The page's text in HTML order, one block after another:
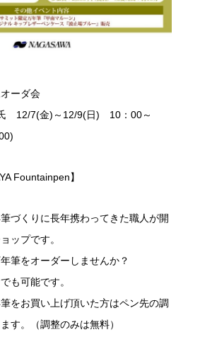
ーダ会
12/7(金)～12/9(日) 10：00～
Fountainpen】
づくりに長年携わってきた職人が開
ップです。
筆をオーダーしませんか？
も可能です。
をお買い上げ頂いた方はペン先の調
す。（調整のみは無料）